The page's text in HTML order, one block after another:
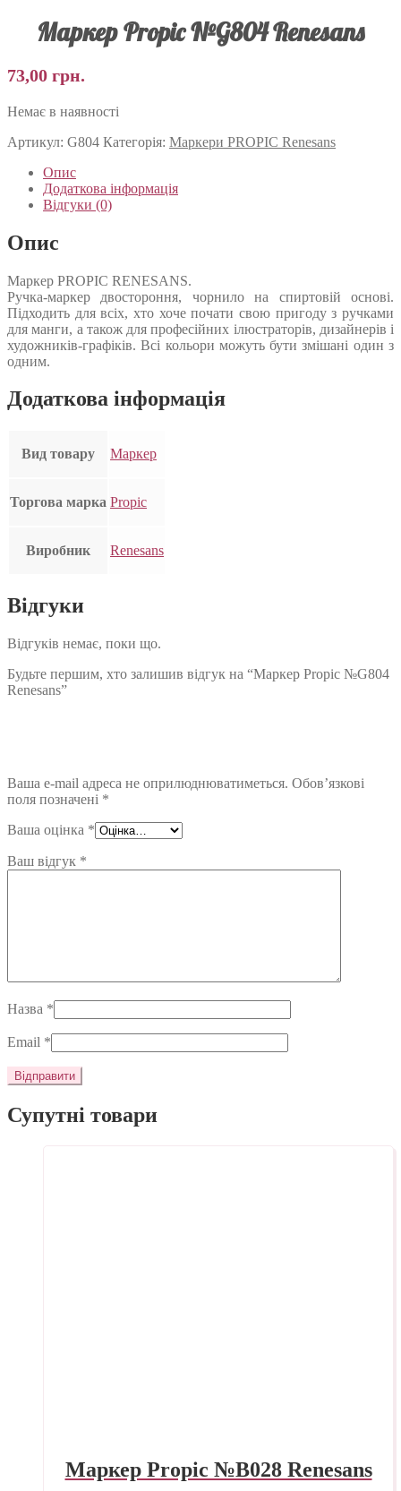
Маркер Propic №G804 Renesans
73,00 грн.
Немає в наявності
Артикул: G804 Категорія: Маркери PROPIC Renesans
Опис
Додаткова інформація
Відгуки (0)
Опис
Маркер PROPIC RENESANS.
Ручка-маркер двостороння, чорнило на спиртовій основі.
Підходить для всіх, хто хоче почати свою пригоду з ручками
для манги, а також для професійних ілюстраторів, дизайнерів і
художників-графіків. Всі кольори можуть бути змішані один з
одним.
Додаткова інформація
Вид товару Маркер
Торгова марка Propic
Виробник Renesans
Відгуки
Відгуків немає, поки що.
Будьте першим, хто залишив відгук на “Маркер Propic №G804
Renesans”
Ваша e-mail адреса не оприлюднюватиметься. Обов’язкові
поля позначені *
Ваша оцінка *
Ваш відгук *
Назва *
Email *
Супутні товари
Маркер Propic №B028 Renesans